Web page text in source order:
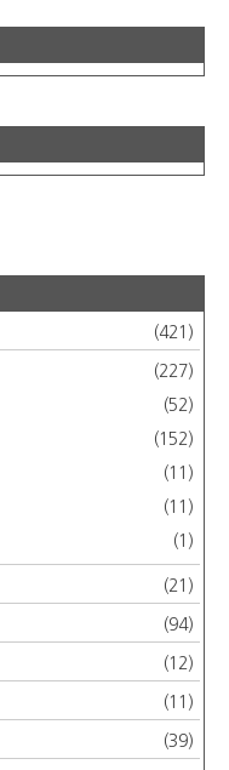
(421)
(227)
(52)
(152)
(11)
(11)
(1)
(21)
(94)
(12)
(11)
(39)